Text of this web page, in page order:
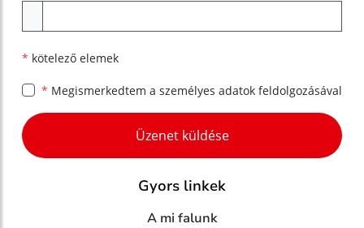
* kötelező elemek
* Megismerkedtem a személyes adatok feldolgozásával
Google reCaptcha Response
Üzenet küldése
Gyors linkek
A mi falunk